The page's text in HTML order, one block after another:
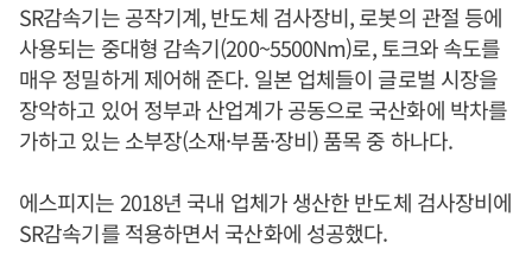
SR감속기는 공작기계, 반도체 검사장비, 로봇의 관절 등에
사용되는 중대형 감속기(200~5500Nm)로, 토크와 속도를
매우 정밀하게 제어해 준다. 일본 업체들이 글로벌 시장을
장악하고 있어 정부과 산업계가 공동으로 국산화에 박차를
가하고 있는 소부장(소재·부품·장비) 품목 중 하나다.
에스피지는 2018년 국내 업체가 생산한 반도체 검사장비에
SR감속기를 적용하면서 국산화에 성공했다.